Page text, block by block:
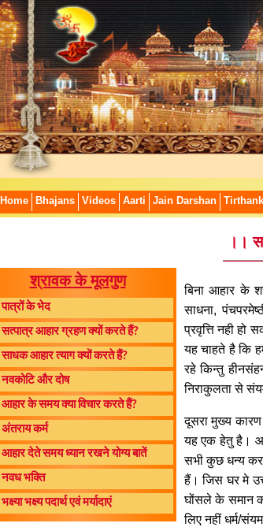
Home Bhajans Videos Aarti Jain Darshan
।।
श्रावक के मूलगुण
पात्रों के भेद
सत्पात्र आहार ग्रहण क्यों करते हैं?
साधक आहार त्याग क्यों करते हैं?
नवकोटि और दोष
आहार के समय क्या विचार करते हैं?
अंतराय कर्म
आहार देते समय ध्यान रखने योग्य बातें
नवध भक्ति
भक्ष्या भक्ष्य पदार्थ एवं मर्यादाएं
बिना आहार के
साधना,
प्रवृत्ति नही हो
यह चाहते है कि
रहे किन्तु
निराकुलता से
दूसरा मुख्य कारण
यह एक हेतु है।
सभी कुछ धन्य
हैं। जिस घर मे
घोंसले के समान
लिए नहीं धर्म/